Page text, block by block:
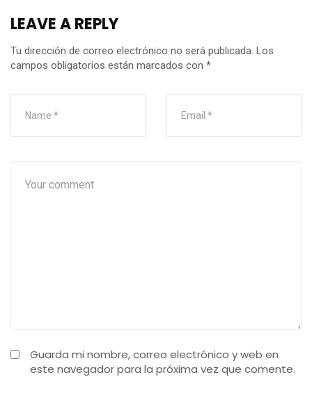
LEAVE A REPLY
Tu dirección de correo electrónico no será publicada. Los
campos obligatorios están marcados con *
Guarda mi nombre, correo electrónico y web en
este navegador para la próxima vez que comente.